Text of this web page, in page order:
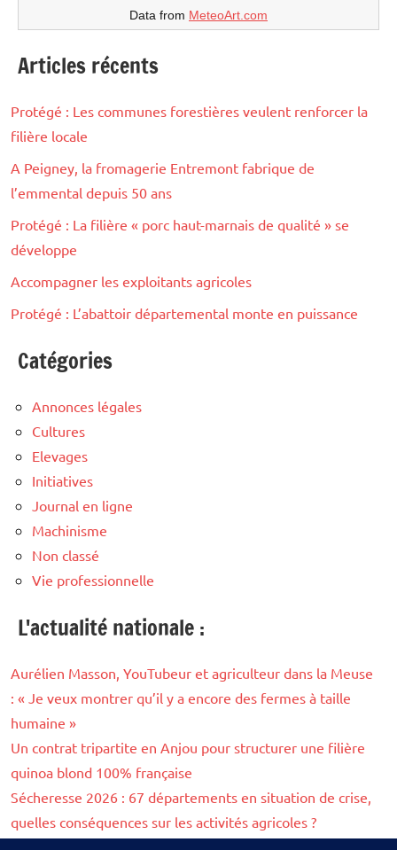
Data from MeteoArt.com
Articles récents
Protégé : Les communes forestières veulent renforcer la
filière locale
A Peigney, la fromagerie Entremont fabrique de
l’emmental depuis 50 ans
Protégé : La filière « porc haut-marnais de qualité » se
développe
Accompagner les exploitants agricoles
Protégé : L’abattoir départemental monte en puissance
Catégories
Annonces légales
Cultures
Elevages
Initiatives
Journal en ligne
Machinisme
Non classé
Vie professionnelle
L'actualité nationale :
Aurélien Masson, YouTubeur et agriculteur dans la Meuse
: « Je veux montrer qu’il y a encore des fermes à taille
humaine »
Un contrat tripartite en Anjou pour structurer une filière
quinoa blond 100% française
Sécheresse 2026 : 67 départements en situation de crise,
quelles conséquences sur les activités agricoles ?